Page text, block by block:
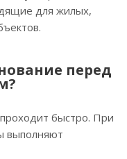
для жилых,
перед
быстро. При
выполняют